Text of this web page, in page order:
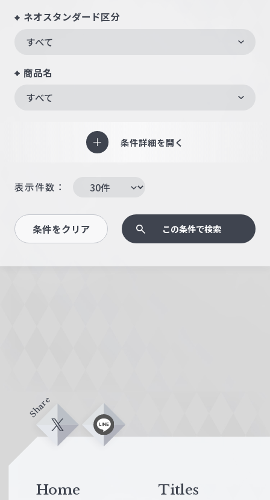
ネオスタンダード区分
すべて
商品名
すべて
条件詳細を開く
表示件数：
条件をクリア この条件で検索
Share
X L
Home Titles